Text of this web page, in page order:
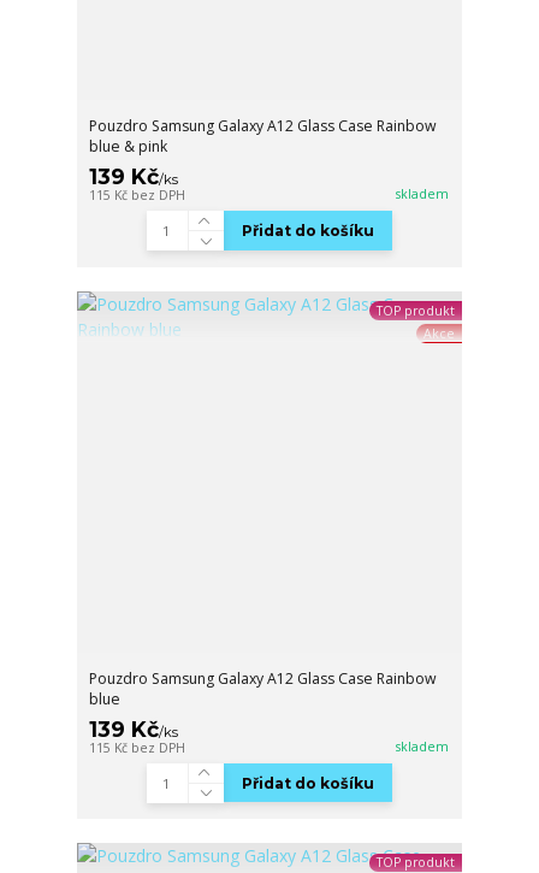
Pouzdro Samsung Galaxy A12 Glass Case Rainbow
blue & pink
139 Kč/ks
115 Kč bez DPH skladem
Přidat do košíku
TOP produkt
Akce
Pouzdro Samsung Galaxy A12 Glass Case Rainbow
blue
139 Kč/ks
115 Kč bez DPH skladem
Přidat do košíku
TOP produkt